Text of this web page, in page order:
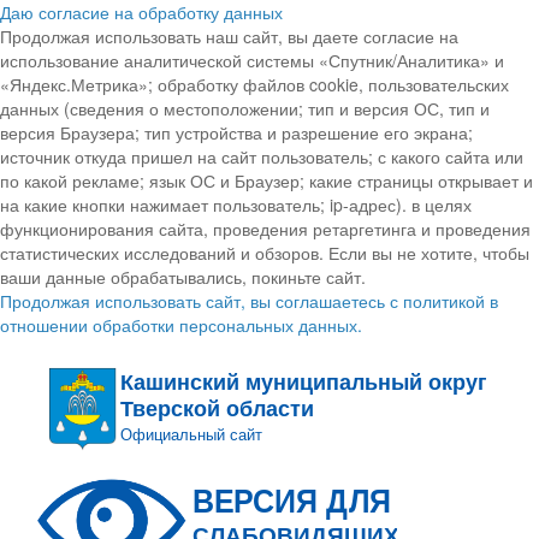
Даю согласие на обработку данных
Продолжая использовать наш сайт, вы даете согласие на
использование аналитической системы «Спутник/Аналитика» и
«Яндекс.Метрика»; обработку файлов cookie, пользовательских
данных (сведения о местоположении; тип и версия ОС, тип и
версия Браузера; тип устройства и разрешение его экрана;
источник откуда пришел на сайт пользователь; с какого сайта или
по какой рекламе; язык ОС и Браузер; какие страницы открывает и
на какие кнопки нажимает пользователь; ip-адрес). в целях
функционирования сайта, проведения ретаргетинга и проведения
статистических исследований и обзоров. Если вы не хотите, чтобы
ваши данные обрабатывались, покиньте сайт.
Продолжая использовать сайт, вы соглашаетесь с политикой в
отношении обработки персональных данных.